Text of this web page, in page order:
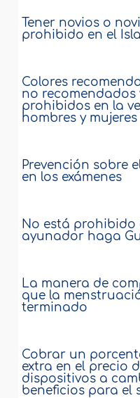
Tener novios o
prohibido en el
Colores
no recomendados
prohibidos en la
hombres y mujeres
Prevención sobre
en los exámenes
No está prohibido
ayunador haga
La manera de
que la
terminado
Cobrar un
extra en el precio
dispositivos a
beneficios para el